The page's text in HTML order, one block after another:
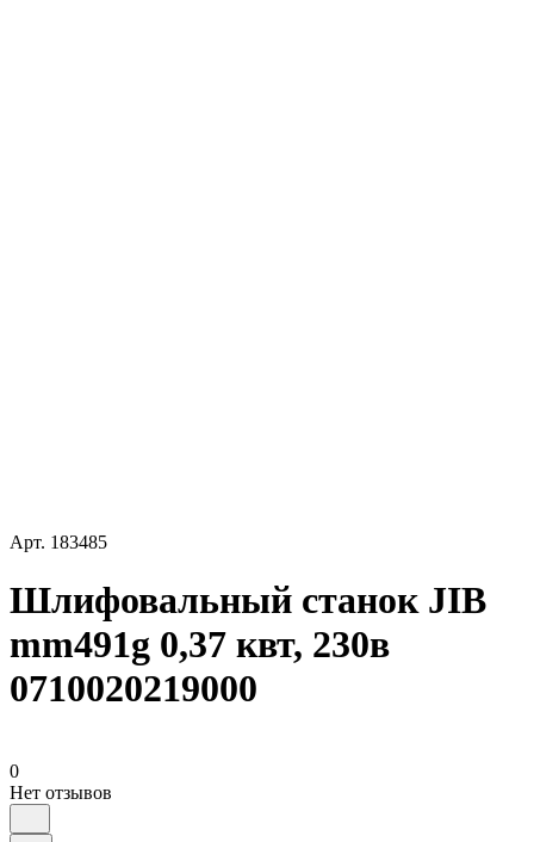
Арт. 183485
Шлифовальный станок JIB
mm491g 0,37 квт, 230в
0710020219000
0
Нет отзывов